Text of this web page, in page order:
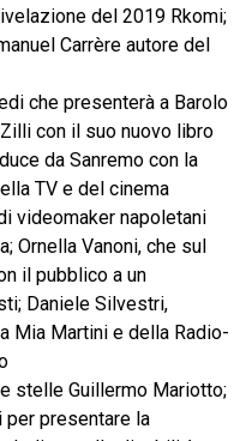
del 2019 Rkomi;
Carrère autore del
che presenterà a Barolo
con il suo nuovo libro
da Sanremo con la
TV e del cinema
videomaker napoletani
Ornella Vanoni, che sul
il pubblico a un
Daniele Silvestri,
Mia Martini e della Radio-
stelle Guillermo Mariotto;
per presentare la